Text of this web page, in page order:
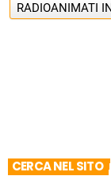
RADIOANIMATI
CERCA NEL SITO